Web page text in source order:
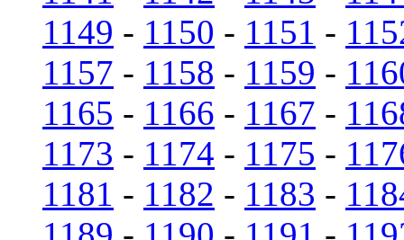
1149 - 1150 - 1151 -
1157 - 1158 - 1159 -
1165 - 1166 - 1167 -
1173 - 1174 - 1175 -
1181 - 1182 - 1183 -